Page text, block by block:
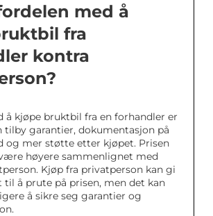
med å
fra
kontra
å kjøpe bruktbil fra en forhandler er
tilby garantier, dokumentasjon på
og mer støtte etter kjøpet. Prisen
høyere sammenlignet med
Kjøp fra privatperson kan gi
å prute på prisen, men det kan
å sikre seg garantier og